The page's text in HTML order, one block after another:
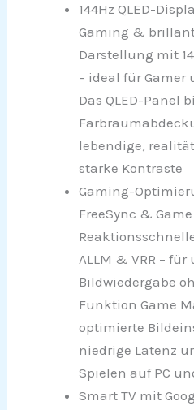
144Hz QLED-
Gaming &
Darstellung mit
– ideal für Gamer
Das QLED-Panel
lebendige,
starke Kontraste
Gaming-
FreeSync &
ALLM & VRR –
Bildwiedergabe
Funktion Game
optimierte
niedrige Latenz
Spielen auf PC
Smart TV mit